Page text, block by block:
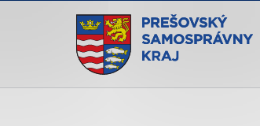
Doména psk.sk je oficiálna
Toto je oficiálna webová